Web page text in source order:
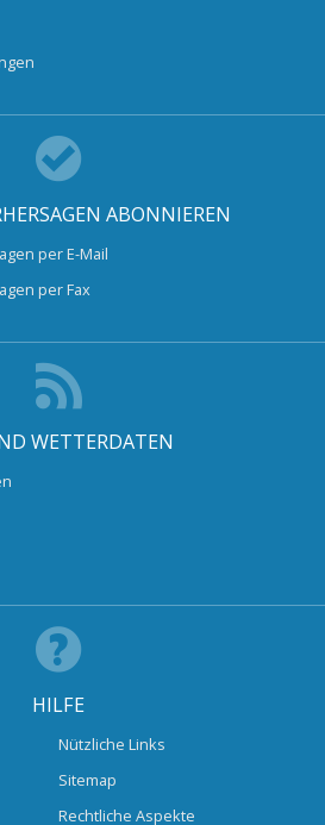
ABONNIEREN
per E-Mail
per Fax
WETTERDATEN
HILFE
Nützliche Links
Sitemap
Rechtliche Aspekte